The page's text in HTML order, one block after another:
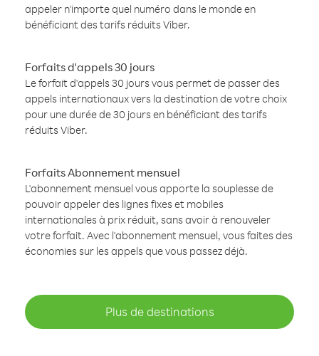
appeler n'importe quel numéro dans le monde en
bénéficiant des tarifs réduits Viber.
Forfaits d'appels 30 jours
Le forfait d'appels 30 jours vous permet de passer des
appels internationaux vers la destination de votre choix
pour une durée de 30 jours en bénéficiant des tarifs
réduits Viber.
Forfaits Abonnement mensuel
L'abonnement mensuel vous apporte la souplesse de
pouvoir appeler des lignes fixes et mobiles
internationales à prix réduit, sans avoir à renouveler
votre forfait. Avec l'abonnement mensuel, vous faites des
économies sur les appels que vous passez déjà.
Plus de destinations